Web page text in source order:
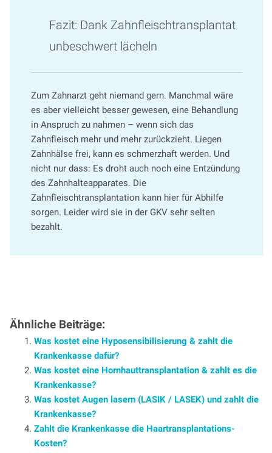
Fazit: Dank Zahnfleischtransplantat
unbeschwert lächeln
Zum Zahnarzt geht niemand gern. Manchmal wäre
es aber vielleicht besser gewesen, eine Behandlung
in Anspruch zu nahmen – wenn sich das
Zahnfleisch mehr und mehr zurückzieht. Liegen
Zahnhälse frei, kann es schmerzhaft werden. Und
nicht nur dass: Es droht auch noch eine Entzündung
des Zahnhalteapparates. Die
Zahnfleischtransplantation kann hier für Abhilfe
sorgen. Leider wird sie in der GKV sehr selten
bezahlt.
Ähnliche Beiträge:
Was kostet eine Hyposensibilisierung & zahlt die
Krankenkasse dafür?
Was kostet eine Hornhauttransplantation & zahlt es die
Krankenkasse?
Was kostet Augen lasern (LASIK / LASEK) und zahlt die
Krankenkasse?
Zahlt die Krankenkasse die Haartransplantations-
Kosten?